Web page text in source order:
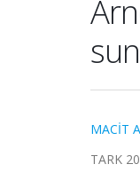
MACİT
TARK